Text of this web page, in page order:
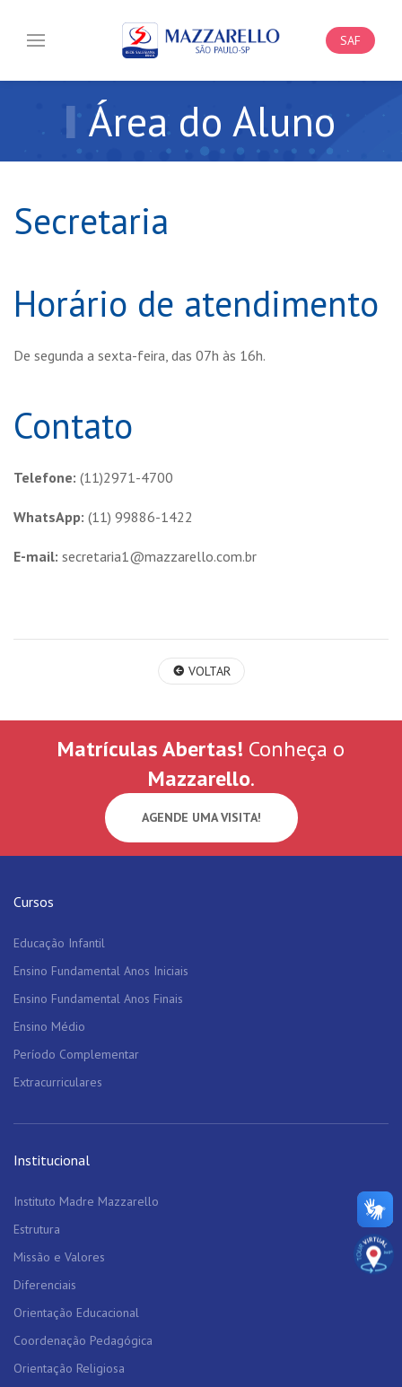
SAF
Área do Aluno
Secretaria
Horário de atendimento
De segunda a sexta-feira, das 07h às 16h.
Contato
Telefone: (11)2971-4700
WhatsApp: (11) 99886-1422
E-mail: secretaria1@mazzarello.com.br
VOLTAR
Matrículas Abertas! Conheça o
Mazzarello.
AGENDE UMA VISITA!
Cursos
Educação Infantil
Ensino Fundamental Anos Iniciais
Ensino Fundamental Anos Finais
Ensino Médio
Período Complementar
Extracurriculares
Institucional
Instituto Madre Mazzarello
Estrutura
Missão e Valores
Diferenciais
Orientação Educacional
Coordenação Pedagógica
Orientação Religiosa